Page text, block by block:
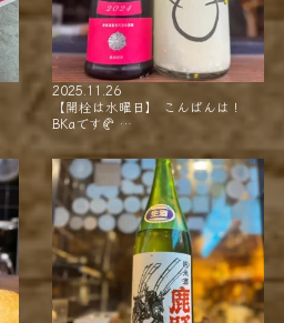
2025.11.26
【開栓は水曜日】 こんばんは！
BKaです🥐 …